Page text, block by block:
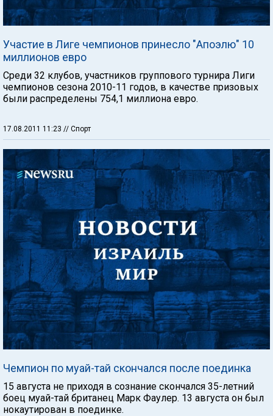
Участие в Лиге чемпионов принесло "Апоэлю" 10
миллионов евро
Среди 32 клубов, участников группового турнира Лиги
чемпионов сезона 2010-11 годов, в качестве призовых
были распределены 754,1 миллиона евро.
17.08.2011 11:23 // Спорт
Чемпион по муай-тай скончался после поединка
15 августа не приходя в сознание скончался 35-летний
боец муай-тай британец Марк Фаулер. 13 августа он был
нокаутирован в поединке.